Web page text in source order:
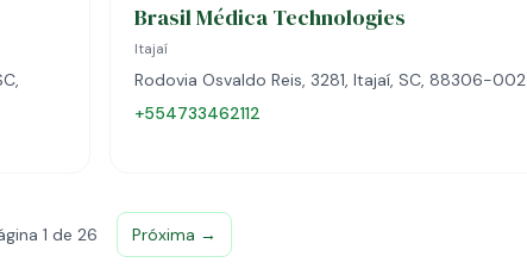
Brasil Médica Technologies
Itajaí
Rodovia Osvaldo Reis, 3281, Itajaí, SC, 88306-002
+554733462112
1 de 26 Próxima →